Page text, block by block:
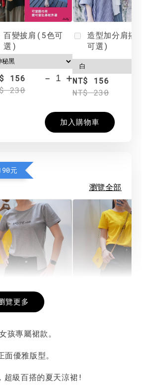
百變披肩(5色可
選)
156
230
- +
造型加分肩搭(4色
可選)
NT$ 156
NT$ 230
加入購物車
元
瀏覽全部
希望相隨雙面T
190
450
-
加入購物車
覽更多
專屬裙款。
優雅版型。
級百搭的夏天涼裙!